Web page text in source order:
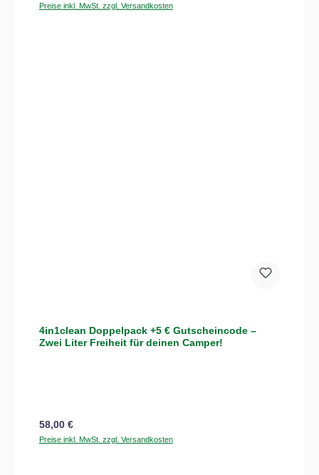
Preise inkl. MwSt. zzgl. Versandkosten
4in1clean Doppelpack +5 € Gutscheincode –
Zwei Liter Freiheit für deinen Camper!
Regulärer Preis:
58,00 €
Preise inkl. MwSt. zzgl. Versandkosten